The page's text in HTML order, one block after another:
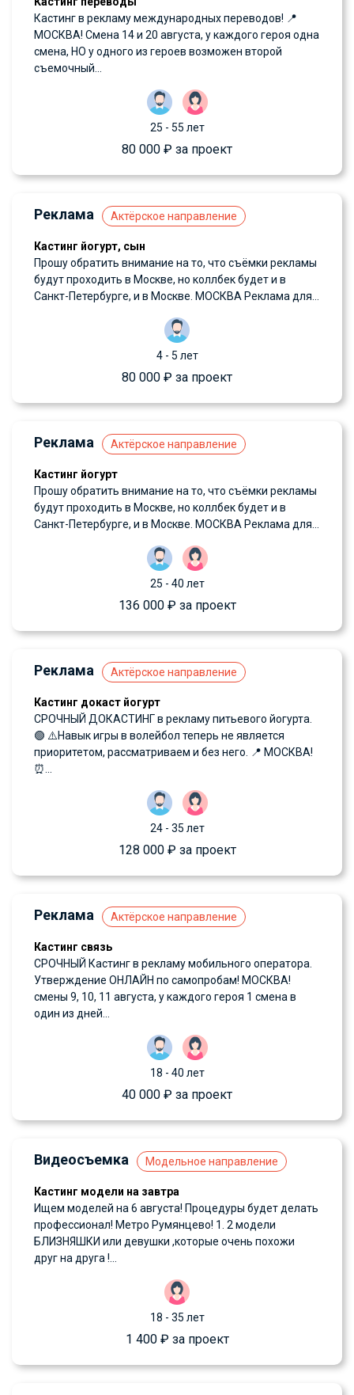
Кастинг в рекламу международных переводов! 📍
МОСКВА! Смена 14 и 20 августа, у каждого героя одна
смена, НО у одного из героев возможен второй
съемочный...
25 - 55 лет
80 000 ₽ за проект
Реклама Актёрское направление
Кастинг йогурт, сын
Прошу обратить внимание на то, что съёмки рекламы
будут проходить в Москве, но коллбек будет и в
Санкт-Петербурге, и в Москве. МОСКВА Реклама для...
4 - 5 лет
80 000 ₽ за проект
Реклама Актёрское направление
Кастинг йогурт
Прошу обратить внимание на то, что съёмки рекламы
будут проходить в Москве, но коллбек будет и в
Санкт-Петербурге, и в Москве. МОСКВА Реклама для...
25 - 40 лет
136 000 ₽ за проект
Реклама Актёрское направление
Кастинг докаст йогурт
СРОЧНЫЙ ДОКАСТИНГ в рекламу питьевого йогурта.
🟢 ⚠️Навык игры в волейбол теперь не является
приоритетом, рассматриваем и без него. 📍 МОСКВА!
⏰...
24 - 35 лет
128 000 ₽ за проект
Реклама Актёрское направление
Кастинг связь
СРОЧНЫЙ Кастинг в рекламу мобильного оператора.
Утверждение ОНЛАЙН по самопробам! МОСКВА!
смены 9, 10, 11 августа, у каждого героя 1 смена в
один из дней...
18 - 40 лет
40 000 ₽ за проект
Видеосъемка Модельное направление
Кастинг модели на завтра
Ищем моделей на 6 августа! Процедуры будет делать
профессионал! Метро Румянцево! 1. 2 модели
БЛИЗНЯШКИ или девушки ,которые очень похожи
друг на друга !...
18 - 35 лет
1 400 ₽ за проект